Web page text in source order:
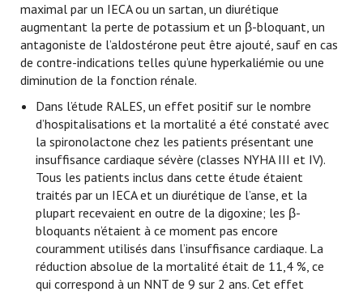
maximal par un IECA ou un sartan, un diurétique
augmentant la perte de potassium et un β-bloquant, un
antagoniste de l’aldostérone peut être ajouté, sauf en cas
de contre-indications telles qu’une hyperkaliémie ou une
diminution de la fonction rénale.
Dans l’étude RALES, un effet positif sur le nombre
d’hospitalisations et la mortalité a été constaté avec
la spironolactone chez les patients présentant une
insuffisance cardiaque sévère (classes NYHA III et IV).
Tous les patients inclus dans cette étude étaient
traités par un IECA et un diurétique de l’anse, et la
plupart recevaient en outre de la digoxine; les β-
bloquants n’étaient à ce moment pas encore
couramment utilisés dans l’insuffisance cardiaque. La
réduction absolue de la mortalité était de 11,4 %, ce
qui correspond à un NNT de 9 sur 2 ans. Cet effet